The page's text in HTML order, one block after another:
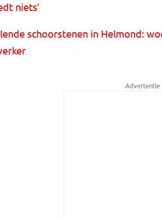
niets’
schoorstenen in Helmond:
Advertentie